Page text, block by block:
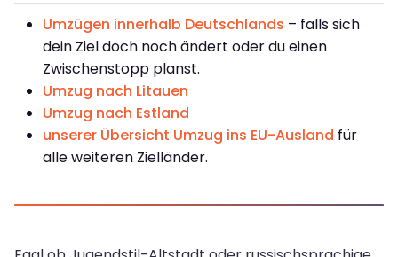
Umzügen innerhalb Deutschlands – falls sich
dein Ziel doch noch ändert oder du einen
Zwischenstopp planst.
Umzug nach Litauen
Umzug nach Estland
unserer Übersicht Umzug ins EU-Ausland für
alle weiteren Zielländer.